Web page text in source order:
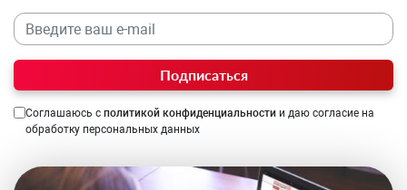
Подписаться
Соглашаюсь с политикой конфиденциальности и даю согласие на
обработку персональных данных